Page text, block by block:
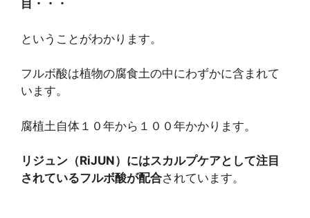
目・・・
ということがわかります。
フルボ酸は植物の腐食土の中にわずかに含まれて
います。
腐植土自体１０年から１００年かかります。
リジュン（RiJUN）にはスカルプケアとして注目
されているフルボ酸が配合されています。